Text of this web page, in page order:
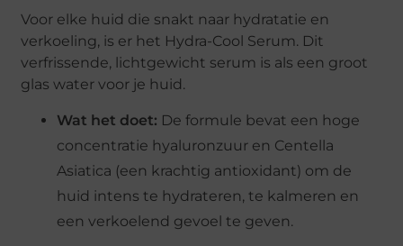
Voor elke huid die snakt naar hydratatie en
verkoeling, is er het Hydra-Cool Serum. Dit
verfrissende, lichtgewicht serum is als een groot
glas water voor je huid.
Wat het doet: De formule bevat een hoge
concentratie hyaluronzuur en Centella
Asiatica (een krachtig antioxidant) om de
huid intens te hydrateren, te kalmeren en
een verkoelend gevoel te geven.